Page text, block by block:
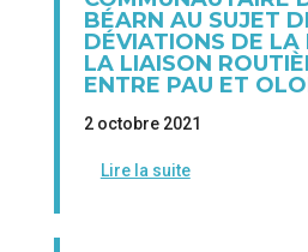
BÉARN AU SUJET
DÉVIATIONS DE LA
LA LIAISON
ENTRE PAU ET
2 octobre 2021
Lire la suite